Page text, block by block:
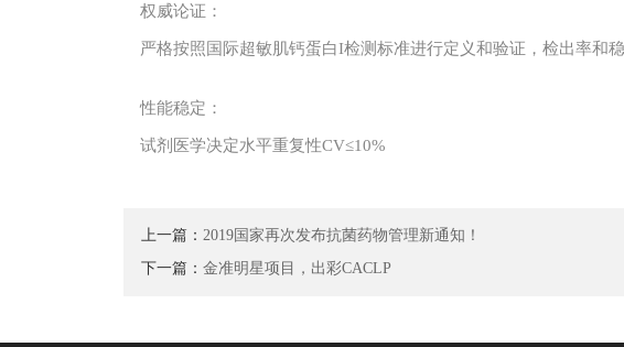
权威论证：
严格按照国际超敏肌钙蛋白I检测标准进行定义和验证，检出率和
性能稳定：
试剂医学决定水平重复性CV≤10%
上一篇： 2019国家再次发布抗菌药物管理新通知！
下一篇： 金准明星项目，出彩CACLP